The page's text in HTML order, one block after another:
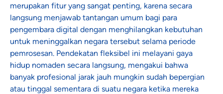
merupakan fitur yang sangat penting, karena secara
langsung menjawab tantangan umum bagi para
pengembara digital dengan menghilangkan kebutuhan
untuk meninggalkan negara tersebut selama periode
pemrosesan. Pendekatan fleksibel ini melayani gaya
hidup nomaden secara langsung, mengakui bahwa
banyak profesional jarak jauh mungkin sudah bepergian
atau tinggal sementara di suatu negara ketika mereka